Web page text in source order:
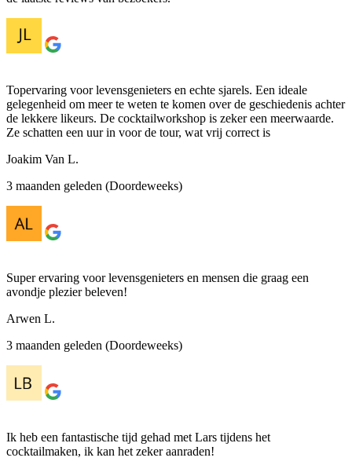
Topervaring voor levensgenieters en echte sjarels. Een ideale
gelegenheid om meer te weten te komen over de geschiedenis achter
de lekkere likeurs. De cocktailworkshop is zeker een meerwaarde.
Ze schatten een uur in voor de tour, wat vrij correct is
Joakim Van L.
3 maanden geleden (Doordeweeks)
Super ervaring voor levensgenieters en mensen die graag een
avondje plezier beleven!
Arwen L.
3 maanden geleden (Doordeweeks)
Ik heb een fantastische tijd gehad met Lars tijdens het
cocktailmaken, ik kan het zeker aanraden!